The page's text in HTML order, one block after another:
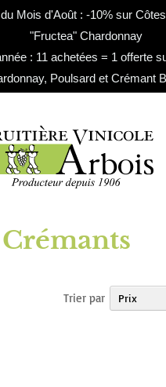
Mois d'Août : -10% sur
"Fructea" Chardonnay
: 11 achetées = 1 offerte
Poulsard et Crémant
Crémants
Trier par